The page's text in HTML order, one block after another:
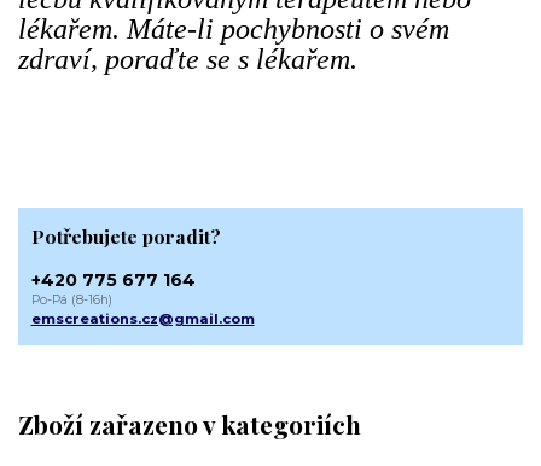
lékařem. Máte-li pochybnosti o svém
zdraví, poraďte se s lékařem.
Zboží zařazeno v kategoriích
Potřebujete poradit?
+420 775 677 164
Po-Pá (8-16h)
emscreations.cz@gmail.com